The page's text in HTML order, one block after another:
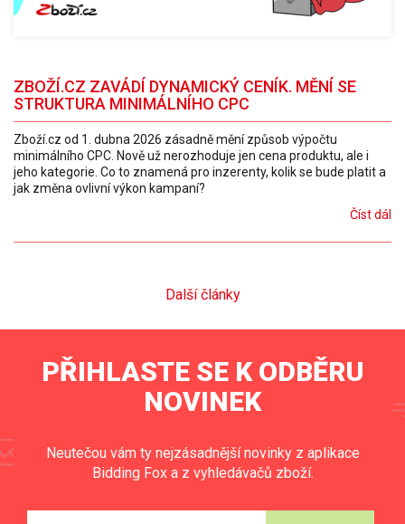
ZBOŽÍ.CZ ZAVÁDÍ DYNAMICKÝ CENÍK. MĚNÍ SE
STRUKTURA MINIMÁLNÍHO CPC
Zboží.cz od 1. dubna 2026 zásadně mění způsob výpočtu
minimálního CPC. Nově už nerozhoduje jen cena produktu, ale i
jeho kategorie. Co to znamená pro inzerenty, kolik se bude platit a
jak změna ovlivní výkon kampaní?
Číst dál
Další články
PŘIHLASTE SE K ODBĚRU
NOVINEK
Neutečou vám ty nejzásadnější novinky z aplikace
Bidding Fox a z vyhledávačů zboží.